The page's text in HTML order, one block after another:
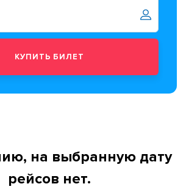
на выбранную дату
рейсов нет.